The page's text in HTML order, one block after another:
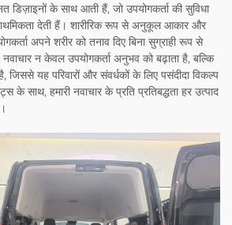
डिज़ाइनों के साथ आती हैं, जो उपयोगकर्ता की सुविधा
देती हैं। शारीरिक रूप से अनुकूल आकार और
अपने शरीर को तनाव दिए बिना सुग्राही रूप से
न केवल उपयोगकर्ता अनुभव को बढ़ाता है, बल्कि
जिससे यह परिवारों और संवर्धकों के लिए पसंदीदा विकल्प
साथ, हमारी नवाचार के प्रति प्रतिबद्धता हर उत्पाद